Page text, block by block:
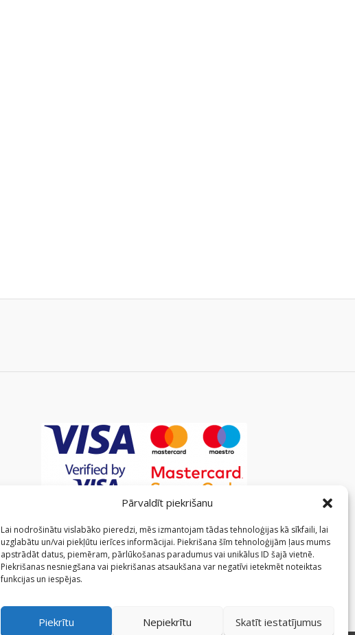
Pārvaldīt piekrišanu
Lai nodrošinātu vislabāko pieredzi, mēs izmantojam tādas tehnoloģijas kā sīkfaili, lai
uzglabātu un/vai piekļūtu ierīces informācijai. Piekrišana šīm tehnoloģijām ļaus mums
apstrādāt datus, piemēram, pārlūkošanas paradumus vai unikālus ID šajā vietnē.
Piekrišanas nesniegšana vai piekrišanas atsaukšana var negatīvi ietekmēt noteiktas
funkcijas un iespējas.
Piekrītu Nepiekrītu Skatīt iestatījumus